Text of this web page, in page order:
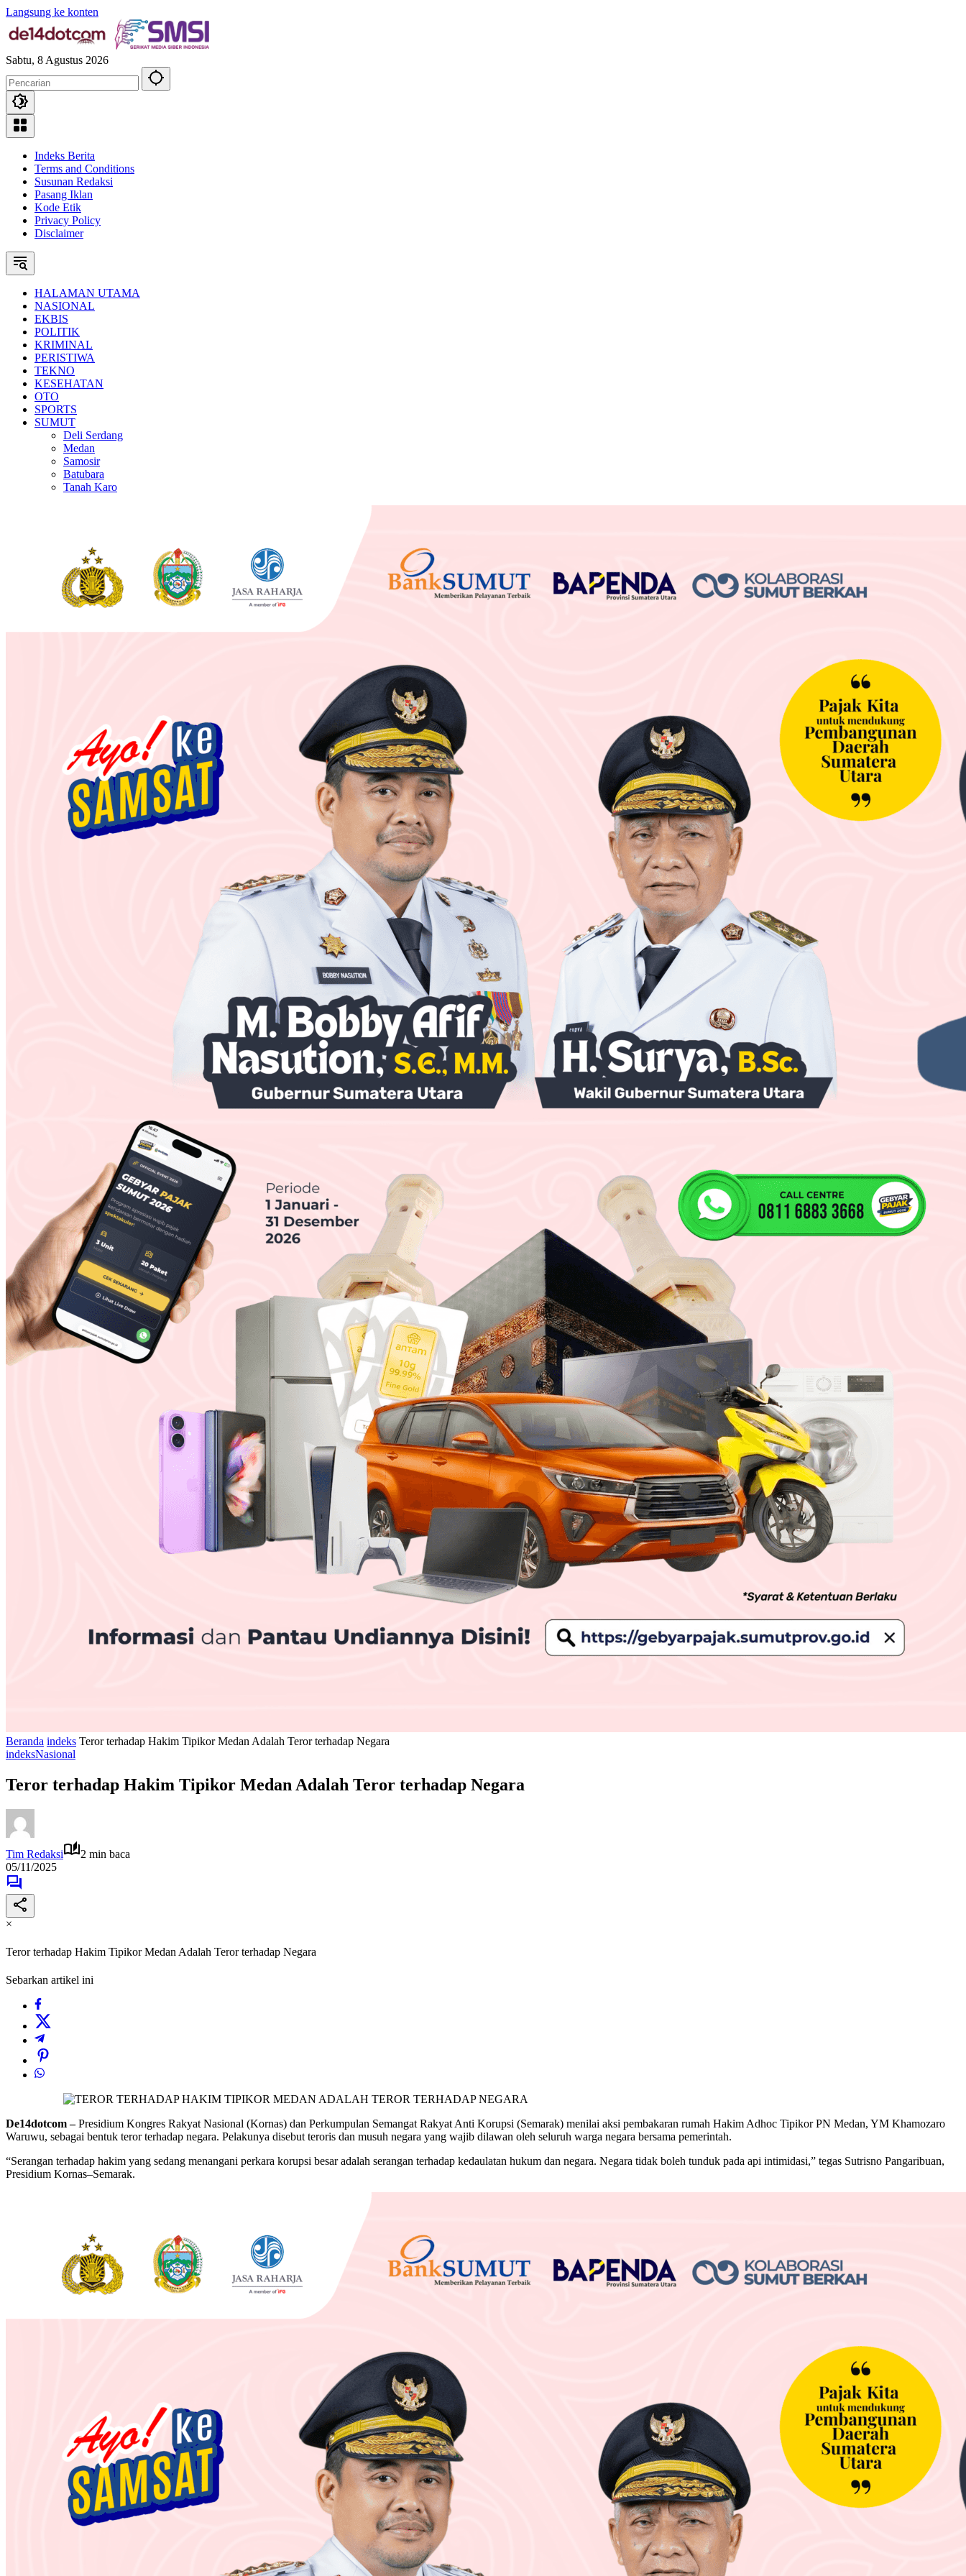
Langsung ke konten
Sabtu, 8 Agustus 2026
Indeks Berita
Terms and Conditions
Susunan Redaksi
Pasang Iklan
Kode Etik
Privacy Policy
Disclaimer
HALAMAN UTAMA
NASIONAL
EKBIS
POLITIK
KRIMINAL
PERISTIWA
TEKNO
KESEHATAN
OTO
SPORTS
SUMUT
Deli Serdang
Medan
Samosir
Batubara
Tanah Karo
Beranda indeks Teror terhadap Hakim Tipikor Medan Adalah Teror terhadap Negara
indeksNasional
Teror terhadap Hakim Tipikor Medan Adalah Teror terhadap Negara
Tim Redaksi
2 min baca
05/11/2025
×
Teror terhadap Hakim Tipikor Medan Adalah Teror terhadap Negara
Sebarkan artikel ini
De14dotcom –Presidium Kongres Rakyat Nasional (Kornas) dan Perkumpulan Semangat Rakyat Anti Korupsi (Semarak) menilai aksi pembakaran rumah Hakim Adhoc Tipikor PN Medan, YM Khamozaro
Waruwu, sebagai bentuk teror terhadap negara. Pelakunya disebut teroris dan musuh negara yang wajib dilawan oleh seluruh warga negara bersama pemerintah.
“Serangan terhadap hakim yang sedang menangani perkara korupsi besar adalah serangan terhadap kedaulatan hukum dan negara. Negara tidak boleh tunduk pada api intimidasi,” tegas Sutrisno Pangaribuan,
Presidium Kornas–Semarak.